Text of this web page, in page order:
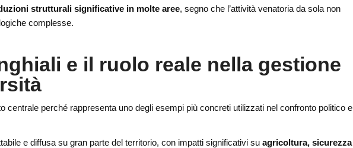
strutturali significative in molte aree, segno che l’attività venatoria da sola non
complesse.
e il ruolo reale nella gestione
centrale perché rappresenta uno degli esempi più concreti utilizzati nel confronto politico e
e diffusa su gran parte del territorio, con impatti significativi suagricoltura, sicurezza